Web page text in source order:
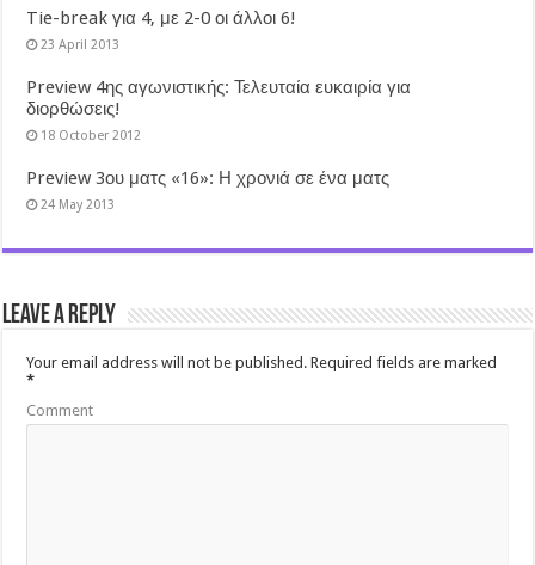
Tie-break για 4, με 2-0 οι άλλοι 6!
23 April 2013
Preview 4ης αγωνιστικής: Τελευταία ευκαιρία για
διορθώσεις!
18 October 2012
Preview 3ου ματς «16»: Η χρονιά σε ένα ματς
24 May 2013
Leave a Reply
Your email address will not be published. Required fields are marked
*
Comment